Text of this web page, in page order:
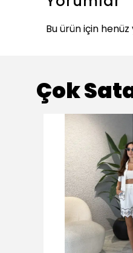
Bu ürün için
Çok